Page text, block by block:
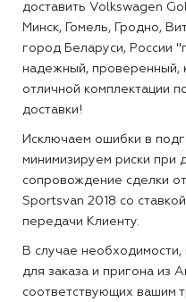
доставить Volkswagen
Минск, Гомель, Гродно,
город Беларуси, России
надежный, проверенный,
отличной комплектации
доставки!
Исключаем ошибки в
минимизируем риски при
сопровождение сделки
Sportsvan 2018 со
передачи Клиенту.
В случае
для заказа и пригона из
соответствующих вашим